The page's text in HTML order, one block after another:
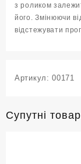
з роликом
його. Змінюючи
відстежувати
Артикул:00171
Супутні